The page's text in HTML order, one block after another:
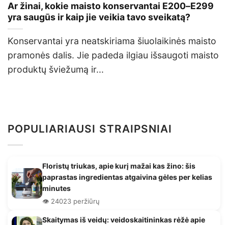
Ar žinai, kokie maisto konservantai E200–E299
yra saugūs ir kaip jie veikia tavo sveikatą?
Konservantai yra neatskiriama šiuolaikinės maisto
pramonės dalis. Jie padeda ilgiau išsaugoti maisto
produktų šviežumą ir...
POPULIARIAUSI STRAIPSNIAI
Floristų triukas, apie kurį mažai kas žino: šis
paprastas ingredientas atgaivina gėles per kelias
minutes
👁️ 24023 peržiūrų
Skaitymas iš veidų: veidoskaitininkas rėžė apie